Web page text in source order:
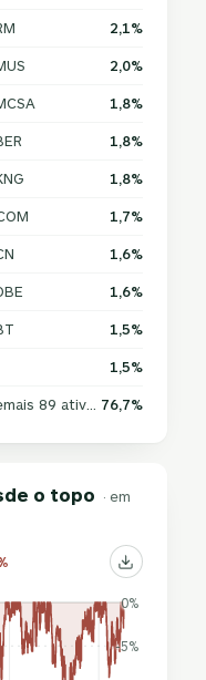
2,1%
2,0%
1,8%
1,8%
1,8%
1,7%
1,6%
1,6%
1,5%
1,5%
76,7%
o topo · em
-5%
0%